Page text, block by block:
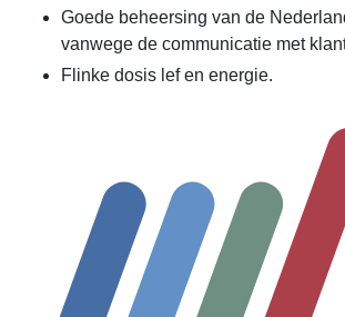
Goede beheersing van de
vanwege de communicatie met
Flinke dosis lef en energie.